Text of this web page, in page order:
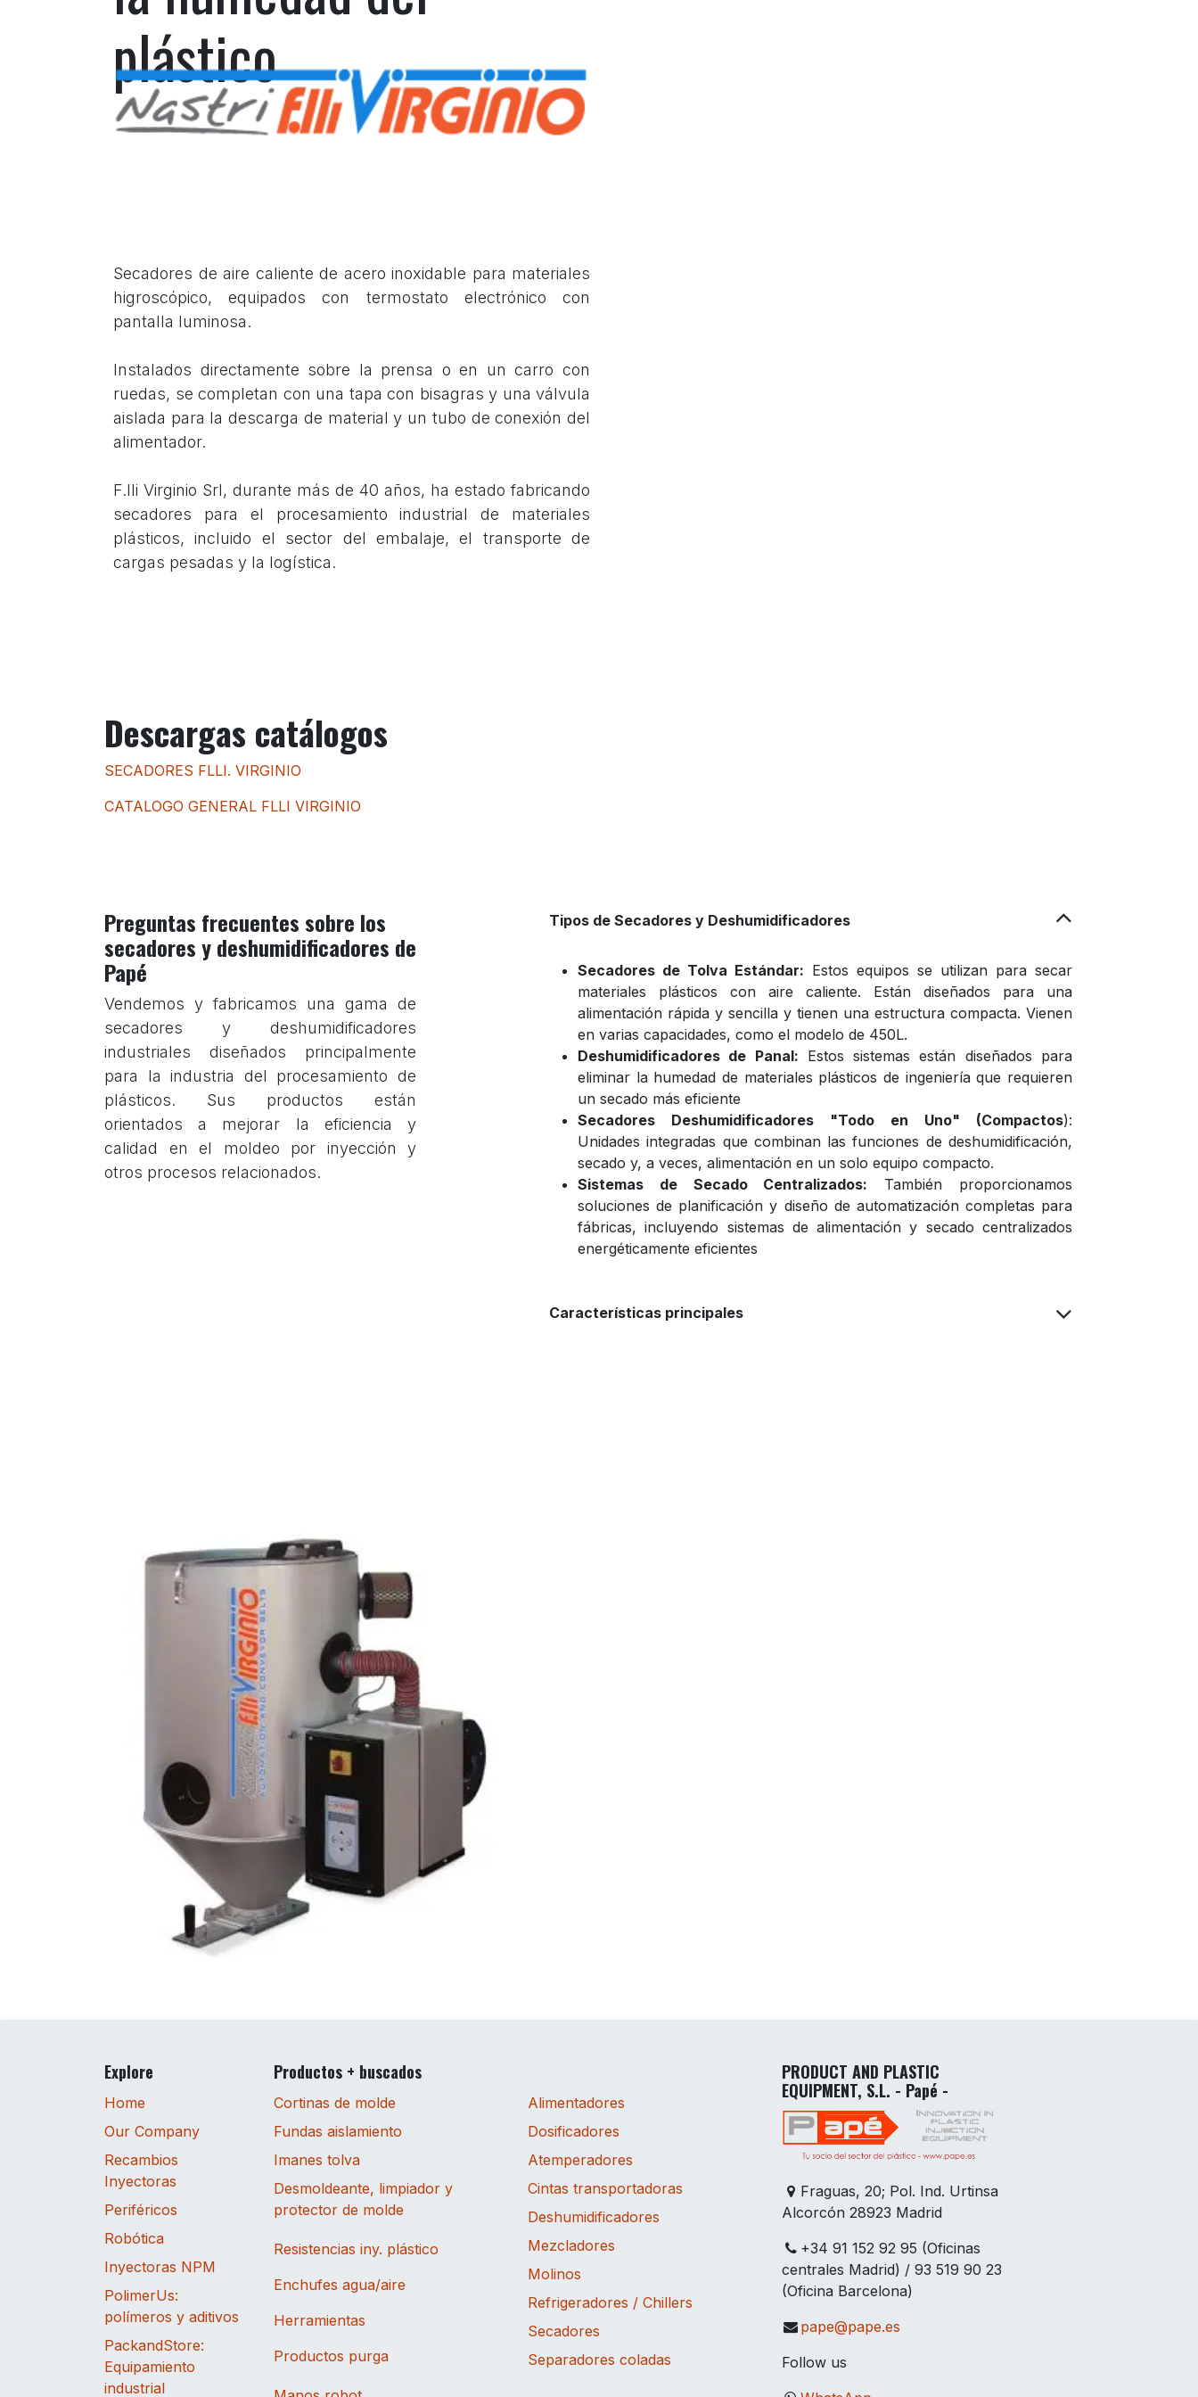
plástico
Secadores de aire caliente de acero inoxidable para materiales
higroscópico, equipados con termostato electrónico con
pantalla luminosa.
Instalados directamente sobre la prensa o en un carro con
ruedas, se completan con una tapa con bisagras y una válvula
aislada para la descarga de material y un tubo de conexión del
alimentador.
F.lli Virginio Srl, durante más de 40 años, ha estado fabricando
secadores para el procesamiento industrial de materiales
plásticos, incluido el sector del embalaje, el transporte de
cargas pesadas y la logística.
Descargas catálogos
SECADORES FLLI. VIRGINIO
CATALOGO GENERAL FLLI VIRGINIO
Preguntas frecuentes sobre los
secadores y deshumidificadores de
Papé
Vendemos y fabricamos una gama de
secadores y deshumidificadores
industriales diseñados principalmente
para la industria del procesamiento de
plásticos. Sus productos están
orientados a mejorar la eficiencia y
calidad en el moldeo por inyección y
otros procesos relacionados.
Tipos de Secadores y Deshumidificadores
Secadores de Tolva Estándar: Estos equipos se utilizan para secar
materiales plásticos con aire caliente. Están diseñados para una
alimentación rápida y sencilla y tienen una estructura compacta. Vienen
en varias capacidades, como el modelo de 450L.
Deshumidificadores de Panal: Estos sistemas están diseñados para
eliminar la humedad de materiales plásticos de ingeniería que requieren
un secado más eficiente
Secadores Deshumidificadores "Todo en Uno" (Compactos):
Unidades integradas que combinan las funciones de deshumidificación,
secado y, a veces, alimentación en un solo equipo compacto.
Sistemas de Secado Centralizados: También proporcionamos
soluciones de planificación y diseño de automatización completas para
fábricas, incluyendo sistemas de alimentación y secado centralizados
energéticamente eficientes
Características principales
Explore
Home
Our Company
Recambios
Inyectoras
Periféricos
Robótica
Inyectoras NPM
PolimerUs:
polímeros y aditivos
PackandStore:
Equipamiento
industrial
Productos + buscados
Cortinas de molde
Fundas aislamiento
Imanes tolva
Desmoldeante, limpiador y
protector de molde
Resistencias iny. plástico
Enchufes agua/aire
Herramientas
Productos purga
Alimentadores
Dosificadores
Atemperadores
Cintas transportadoras
Deshumidificadores
Mezcladores
Molinos
Refrigeradores / Chillers
Secadores
Separadores coladas
PRODUCT AND PLASTIC
EQUIPMENT, S.L. - Papé -
Fraguas, 20; Pol. Ind. Urtinsa
Alcorcón 28923 Madrid
+34 91 152 92 95 (Oficinas
centrales Madrid) / 93 519 90 23
(Oficina Barcelona)
pape@pape.es
Follow us